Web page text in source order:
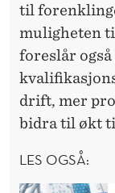
til
muligheten
foreslår
drift, mer
bidra til økt
LES OGSÅ: